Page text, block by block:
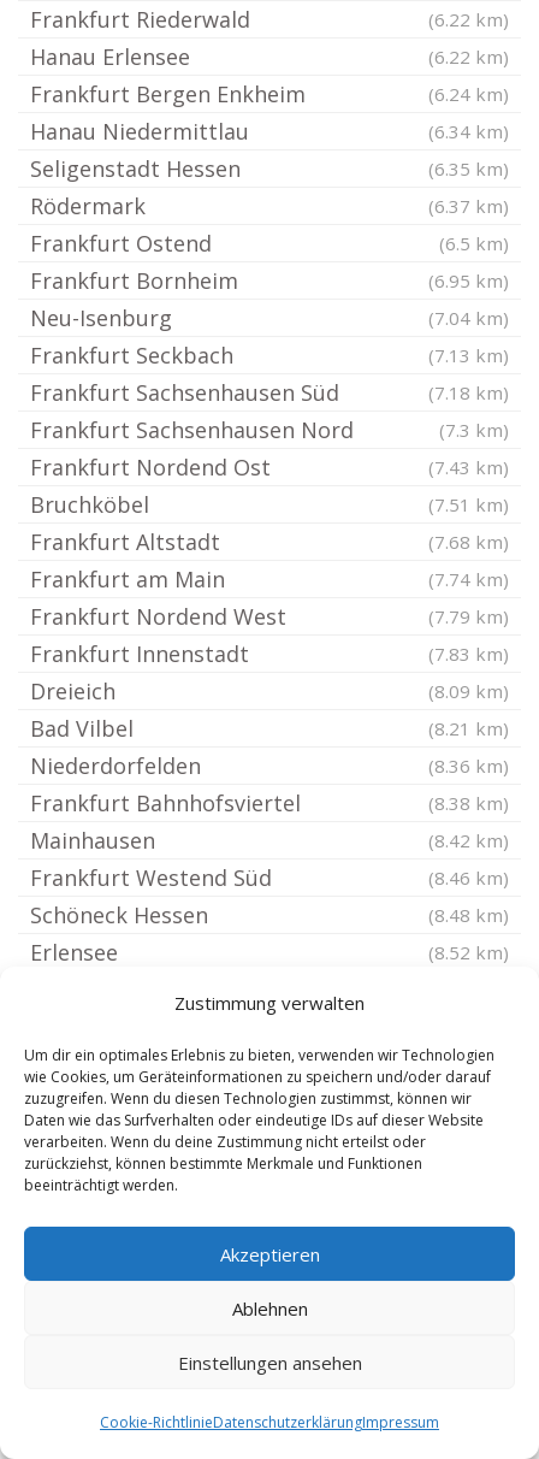
Zustimmung verwalten
Um dir ein optimales Erlebnis zu bieten, verwenden wir Technologien
wie Cookies, um Geräteinformationen zu speichern und/oder darauf
zuzugreifen. Wenn du diesen Technologien zustimmst, können wir
Daten wie das Surfverhalten oder eindeutige IDs auf dieser Website
verarbeiten. Wenn du deine Zustimmung nicht erteilst oder
zurückziehst, können bestimmte Merkmale und Funktionen
beeinträchtigt werden.
Akzeptieren
Ablehnen
Einstellungen ansehen
Cookie-RichtlinieDatenschutzerklärungImpressum
Frankfurt Riederwald (6.22 km)
Hanau Erlensee (6.22 km)
Frankfurt Bergen Enkheim (6.24 km)
Hanau Niedermittlau (6.34 km)
Seligenstadt Hessen (6.35 km)
Rödermark (6.37 km)
Frankfurt Ostend (6.5 km)
Frankfurt Bornheim (6.95 km)
Neu-Isenburg (7.04 km)
Frankfurt Seckbach (7.13 km)
Frankfurt Sachsenhausen Süd (7.18 km)
Frankfurt Sachsenhausen Nord (7.3 km)
Frankfurt Nordend Ost (7.43 km)
Bruchköbel (7.51 km)
Frankfurt Altstadt (7.68 km)
Frankfurt am Main (7.74 km)
Frankfurt Nordend West (7.79 km)
Frankfurt Innenstadt (7.83 km)
Dreieich (8.09 km)
Bad Vilbel (8.21 km)
Niederdorfelden (8.36 km)
Frankfurt Bahnhofsviertel (8.38 km)
Mainhausen (8.42 km)
Frankfurt Westend Süd (8.46 km)
Schöneck Hessen (8.48 km)
Erlensee (8.52 km)
Frankfurt Westend Nord (8.82 km)
Kahl am Main (8.87 km)
Frankfurt Dornbusch
Frankfurt Niederrad
Rodenbach bei Hanau (9.34 km)
Babenhausen Hessen
Frankfurt Gallus
Frankfurt Eschersheim (9.59 km)